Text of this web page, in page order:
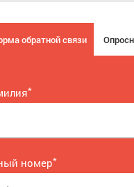
обратной связи
*
номер*